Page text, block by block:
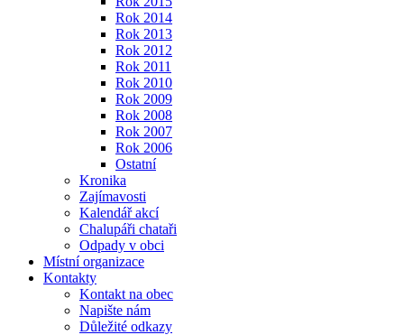
Rok 2014
Rok 2013
Rok 2012
Rok 2011
Rok 2010
Rok 2009
Rok 2008
Rok 2007
Rok 2006
Ostatní
Kronika
Zajímavosti
Kalendář akcí
Chalupáři chataři
Odpady v obci
Místní organizace
Kontakty
Kontakt na obec
Napište nám
Důležité odkazy